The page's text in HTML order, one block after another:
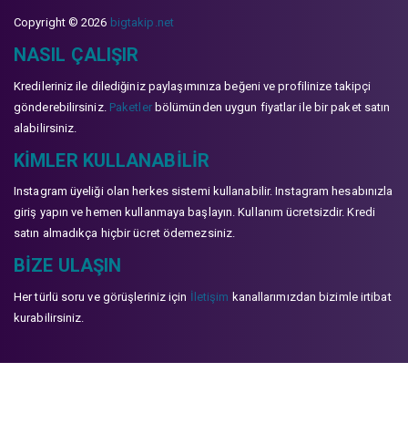
Copyright © 2026 bigtakip.net
NASIL ÇALIŞIR
Kredileriniz ile dilediğiniz paylaşımınıza beğeni ve profilinize takipçi
gönderebilirsiniz. Paketlerbölümünden uygun fiyatlar ile bir paket satın
alabilirsiniz.
KIMLER KULLANABILIR
Instagram üyeliği olan herkes sistemi kullanabilir. Instagram hesabınızla
giriş yapın ve hemen kullanmaya başlayın. Kullanım ücretsizdir. Kredi
satın almadıkça hiçbir ücret ödemezsiniz.
BIZE ULAŞIN
Her türlü soru ve görüşleriniz için İletişim kanallarımızdan bizimle irtibat
kurabilirsiniz.